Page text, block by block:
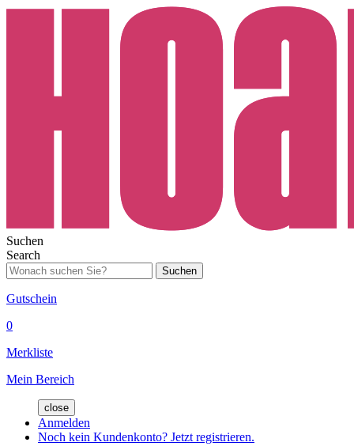
Suchen
Search
Suchen
Gutschein
0
Merkliste
Mein Bereich
close
Anmelden
Noch kein Kundenkonto? Jetzt registrieren.